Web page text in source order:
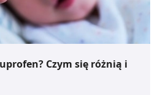
Czym się różnią i